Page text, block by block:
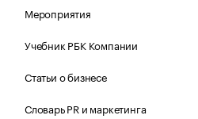
Мероприятия
Учебник РБК Компании
Статьи о бизнесе
Словарь PR и маркетинга